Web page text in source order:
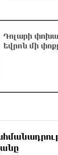
Կոտայքի
ն և «Opel»-
է
Դոլարի
եվրոն մի